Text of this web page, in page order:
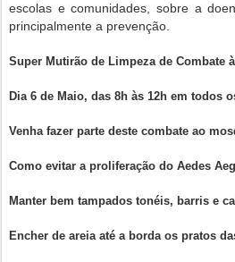
escolas e comunidades, sobre a
principalmente a prevenção.
Super Mutirão de Limpeza de Combate
Dia 6 de Maio, das 8h às 12h em todos
Venha fazer parte deste combate ao
Como evitar a proliferação do Aedes
Manter bem tampados tonéis, barris e
Encher de areia até a borda os pratos